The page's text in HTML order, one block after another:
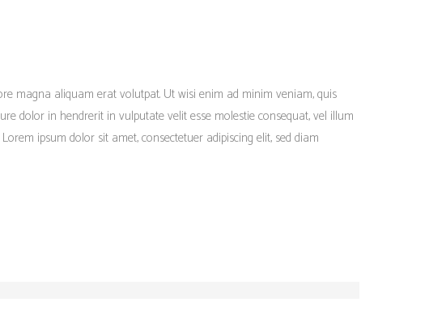
magna aliquam erat volutpat. Ut wisi enim ad minim veniam, quis
dolor in hendrerit in vulputate velit esse molestie consequat, vel illum
ipsum dolor sit amet, consectetuer adipiscing elit, sed diam